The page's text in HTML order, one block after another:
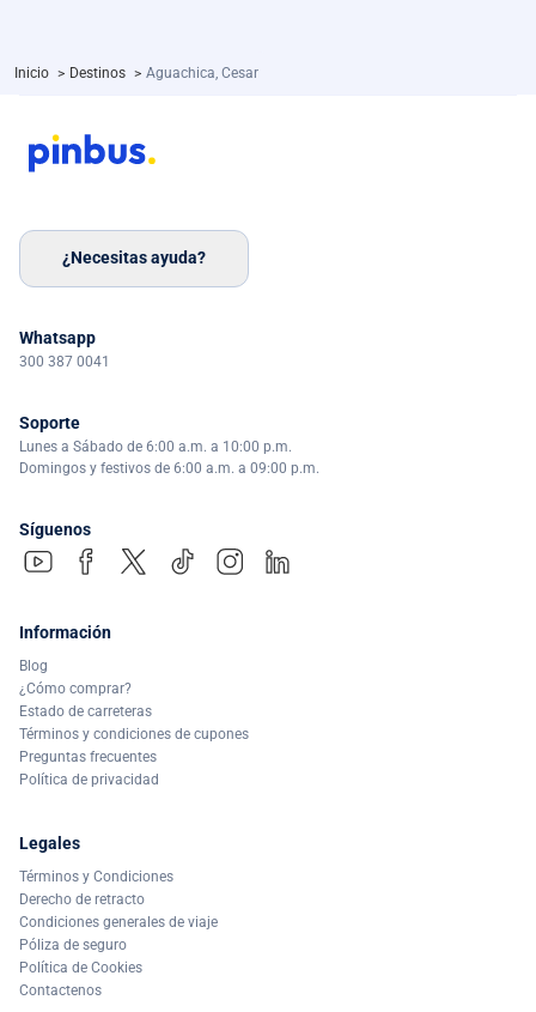
Inicio > Destinos > Aguachica, Cesar
¿Necesitas ayuda?
Whatsapp
300 387 0041
Soporte
Lunes a Sábado de 6:00 a.m. a 10:00 p.m.
Domingos y festivos de 6:00 a.m. a 09:00 p.m.
Síguenos
Información
Blog
¿Cómo comprar?
Estado de carreteras
Términos y condiciones de cupones
Preguntas frecuentes
Política de privacidad
Legales
Términos y Condiciones
Derecho de retracto
Condiciones generales de viaje
Póliza de seguro
Política de Cookies
Contactenos